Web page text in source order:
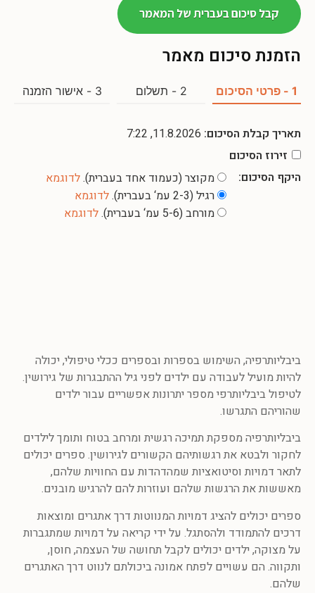
קבל סיכום בעברית של המאמר
הזמנת סיכום מאמר
1 - פרטי הסיכום 2 - תשלום 3 - אישור הזמנה
תאריך קבלת הסיכום: 11.8.2026, 7:22
זירוז הסיכום
היקף הסיכום:
מקוצר (כעמוד אחד בעברית).לדוגמא
רגיל (2-3 עמ‘ בעברית).
לדוגמא
מורחב (5-6 עמ‘ בעברית).
לדוגמא
ביבליותרפיה, השימוש בספרות ובספרים ככלי טיפולי, יכולה
להיות מועיל לעבודה עם ילדים לפני גיל ההתבגרות של גירושין.
לטיפול ביבליותרפי מספר יתרונות אפשריים עבור ילדים
שהוריהם התגרשו.
ביבליותרפיה מספקת תמיכה רגשית ומרחב בטוח ותומך לילדים
לחקור ולבטא את רגשותיהם הקשורים לגירושין. ספרים יכולים
לתאר דמויות וסיטואציות שמהדהדות עם החוויות שלהם,
מאששות את הרגשות שלהם ועוזרות להם להרגיש מובנים.
ספרים יכולים להציג דמויות המנווטות דרך אתגרים ומוצאות
דרכים להתמודד ולהסתגל. על ידי קריאה על דמויות שמתגברות
על מצוקה, ילדים יכולים לקבל תחושה של העצמה, חוסן,
ותקווה. הם עשויים לפתח אמונה ביכולתם לנווט דרך האתגרים
שלהם.